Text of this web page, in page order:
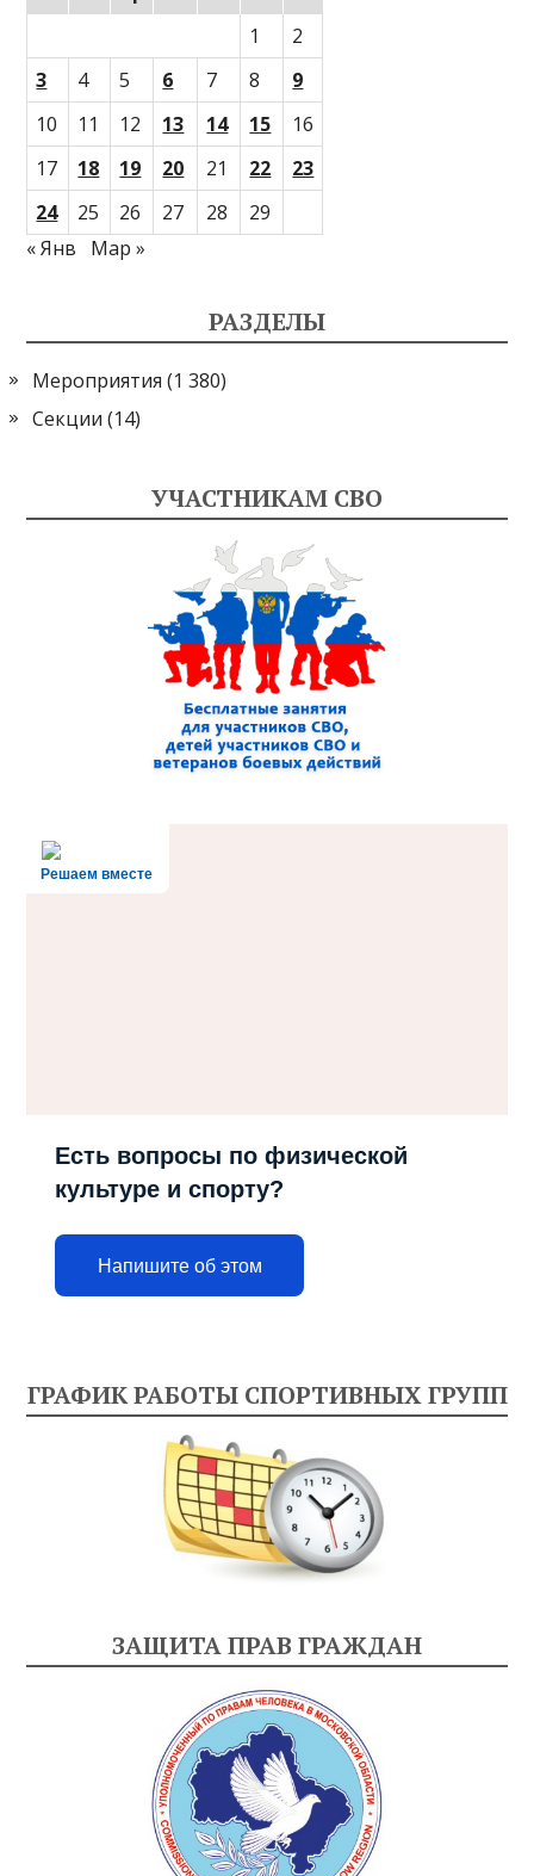
1
2
3
4 5 6 7 8
9
10
11 12 13 14 15
16
17
18 19 20 21 22
23
24
25 26 27 28
29
« Янв
Мар »
РАЗДЕЛЫ
Мероприятия (1 380)
Секции (14)
УЧАСТНИКАМ СВО
Решаем вместе
Есть вопросы по физической
культуре и спорту?
Напишите об этом
ГРАФИК РАБОТЫ СПОРТИВНЫХ ГРУПП
ЗАЩИТА ПРАВ ГРАЖДАН